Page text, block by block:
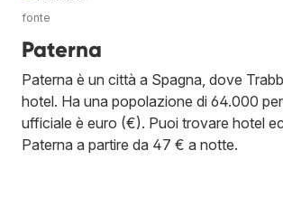
fonte
Paterna
Paterna è un città a Spagna, dove
hotel. Ha una popolazione di 64.000
ufficiale è euro (€). Puoi trovare hotel
Paterna a partire da 47 € a notte.